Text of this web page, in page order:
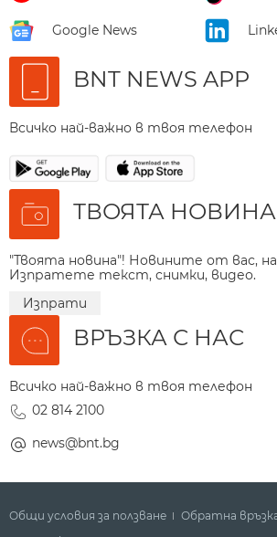
Google News
BNT NEWS APP
Всичко най-важно в твоя телефон
ТВОЯТА НОВИНА
"Твоята новина"! Новините от вас,
Изпратете текст, снимки, видео.
Изпрати
ВРЪЗКА С НАС
Всичко най-важно в твоя телефон
02 814 2100
news@bnt.bg
Общи условия за ползване Обратна